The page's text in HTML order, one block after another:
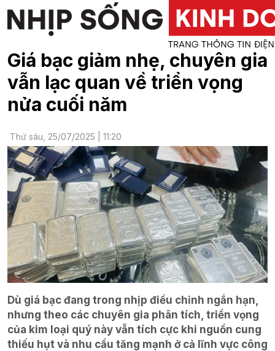
Giá bạc giảm nhẹ, chuyên gia
vẫn lạc quan về triển vọng
nửa cuối năm
Thứ sáu, 25/07/2025 | 11:20
Dù giá bạc đang trong nhịp điều chỉnh ngắn hạn,
nhưng theo các chuyên gia phân tích, triển vọng
của kim loại quý này vẫn tích cực khi nguồn cung
thiếu hụt và nhu cầu tăng mạnh ở cả lĩnh vực công